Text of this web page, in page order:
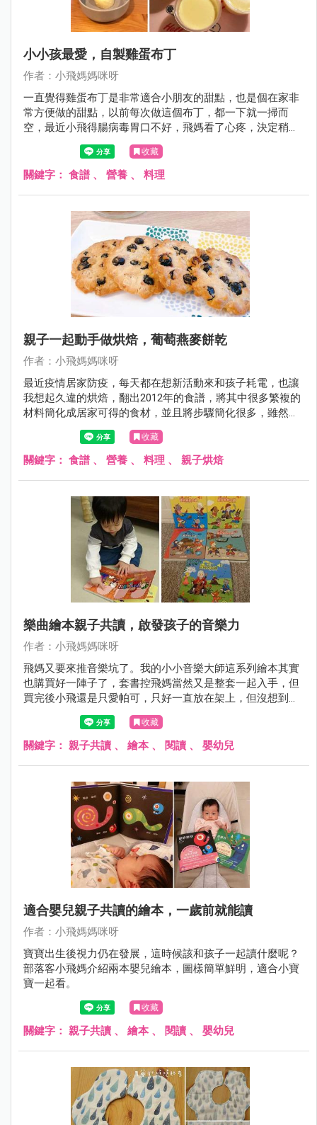
小小孩最愛，自製雞蛋布丁
作者：小飛媽媽咪呀
一直覺得雞蛋布丁是非常適合小朋友的甜點，也是個在家非
常方便做的甜點，以前每次做這個布丁，都一下就一掃而
空，最近小飛得腸病毒胃口不好，飛媽看了心疼，決定稍微
改良做幾個給小飛。配方是參考多個食譜後改良而來，真的
很簡單零難度，不需要烤箱就可以完成，大家可以在家試試
看.....
收藏
關鍵字： 食譜 、 營養 、 料理
親子一起動手做烘焙，葡萄燕麥餅乾
作者：小飛媽媽咪呀
最近疫情居家防疫，每天都在想新活動來和孩子耗電，也讓
我想起久違的烘焙，翻出2012年的食譜，將其中很多繁複的
材料簡化成居家可得的食材，並且將步驟簡化很多，雖然成
品並非完美的瑪德蓮，但過程卻是凝聚親子感情的好時光。
收藏
關鍵字： 食譜 、 營養 、 料理 、 親子烘焙
樂曲繪本親子共讀，啟發孩子的音樂力
作者：小飛媽媽咪呀
飛媽又要來推音樂坑了。我的小小音樂大師這系列繪本其實
也購買好一陣子了，套書控飛媽當然又是整套一起入手，但
買完後小飛還是只愛帕可，只好一直放在架上，但沒想到最
近小飛忽然開始自己拿起來翻閱了。
收藏
關鍵字： 親子共讀 、 繪本、 閱讀 、 嬰幼兒
適合嬰兒親子共讀的繪本，一歲前就能讀
作者：小飛媽媽咪呀
寶寶出生後視力仍在發展，這時候該和孩子一起讀什麼呢？
部落客小飛媽介紹兩本嬰兒繪本，圖樣簡單鮮明，適合小寶
寶一起看。
收藏
關鍵字： 親子共讀 、 繪本、 閱讀 、 嬰幼兒